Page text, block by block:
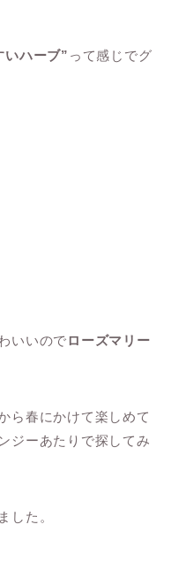
いハーブ” って感じでグ
いいのでローズマリー
ら春にかけて楽しめて
ジーあたりで探してみ
した。